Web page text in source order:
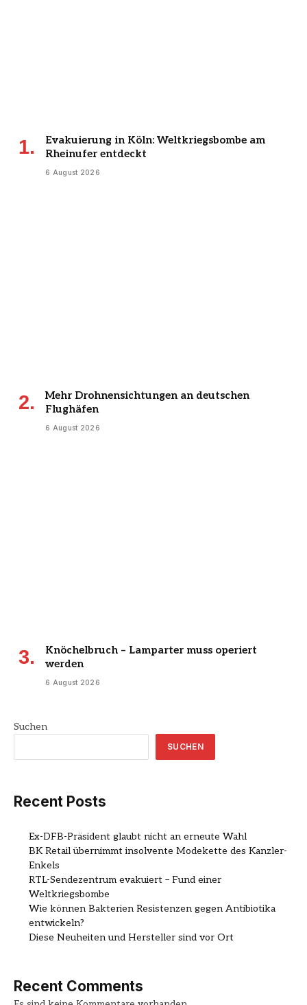
Evakuierung in Köln: Weltkriegsbombe am
Rheinufer entdeckt
6 August 2026
Mehr Drohnensichtungen an deutschen
Flughäfen
6 August 2026
Knöchelbruch – Lamparter muss operiert
werden
6 August 2026
Suchen
SUCHEN
Recent Posts
Ex-DFB-Präsident glaubt nicht an erneute Wahl
BK Retail übernimmt insolvente Modekette des Kanzler-
Enkels
RTL-Sendezentrum evakuiert – Fund einer
Weltkriegsbombe
Wie können Bakterien Resistenzen gegen Antibiotika
entwickeln?
Diese Neuheiten und Hersteller sind vor Ort
Recent Comments